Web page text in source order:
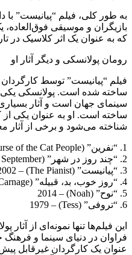
به طور کلی، فیلم “پیانیست”
بازیگران و موسیقی
که به عنوان یک اثر کلاسیک در
رومان پولانسکی و دیگر آثار او
فیلم “پیانیست” توسط
ساخته شده است. پولانسکی یکی
سینمای جهان است و آثار
ساخته است. او به عنوان یکی از
شناخته می‌شود و برخی از آثار
1. “نفرین” (The Curse of the Cat People) – 1944
2. “چند روز در شهر” (A Few Days in September) – 2006
3. “پیانیست” (The Pianist) – 2002
4. “روز خوب، بد، قبیله” (Carnage) – 2011
5. “نوح” (Noah) – 2014
6. “تروفی” (Tess) – 1979
این فیلم‌ها تنها نمونه‌ای از آثار
فراوان در دنیای سینما و
عنوان یک کارگردان غیرقابل